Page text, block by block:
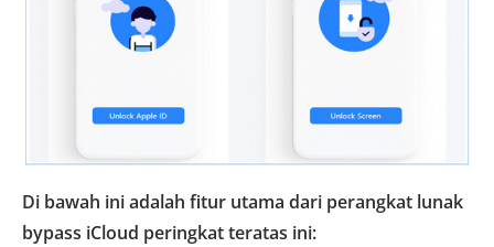
Di bawah ini adalah fitur utama dari perangkat lunak
bypass iCloud peringkat teratas ini: